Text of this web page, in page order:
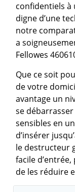
confidentiels
digne d’une
notre
a
Fellowes
Que ce soit
de votre
avantage un
se
sensibles en
d’insérer
le destructeur
facile
de les réduire